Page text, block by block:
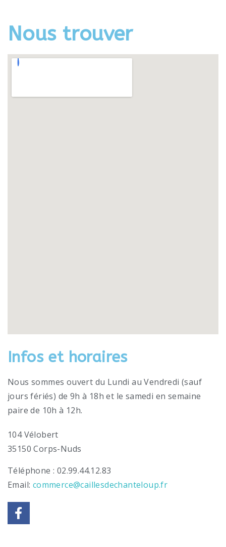
Nous trouver
Infos et horaires
Nous sommes ouvert du Lundi au Vendredi (sauf
jours fériés) de 9h à 18h et le samedi en semaine
paire de 10h à 12h.
104 Vélobert
35150 Corps-Nuds
Téléphone : 02.99.44.12.83
Email: commerce@caillesdechanteloup.fr